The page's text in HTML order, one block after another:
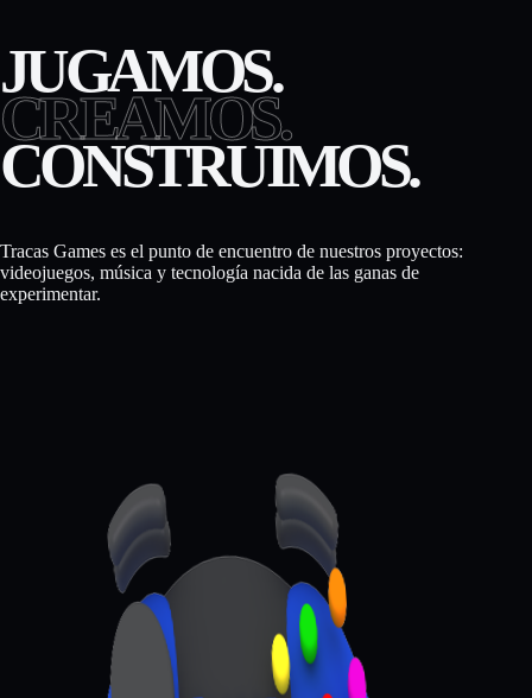
JUGAMOS.
CREAMOS.
CONSTRUIMOS.
Tracas Games es el punto de encuentro de nuestros proyectos:
videojuegos, música y tecnología nacida de las ganas de
experimentar.